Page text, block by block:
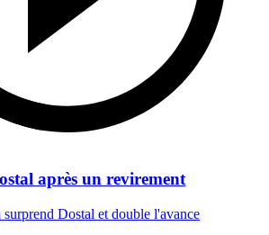
après un revirement
Dostal et double l'avance